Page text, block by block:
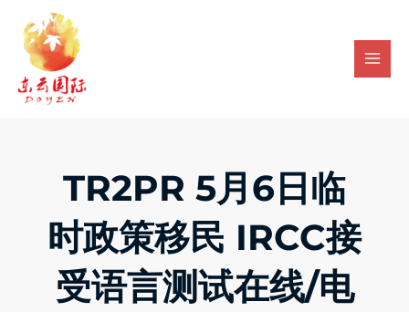
content
TR2PR 5月6日临
时政策移民 IRCC接
受语言测试在线/电